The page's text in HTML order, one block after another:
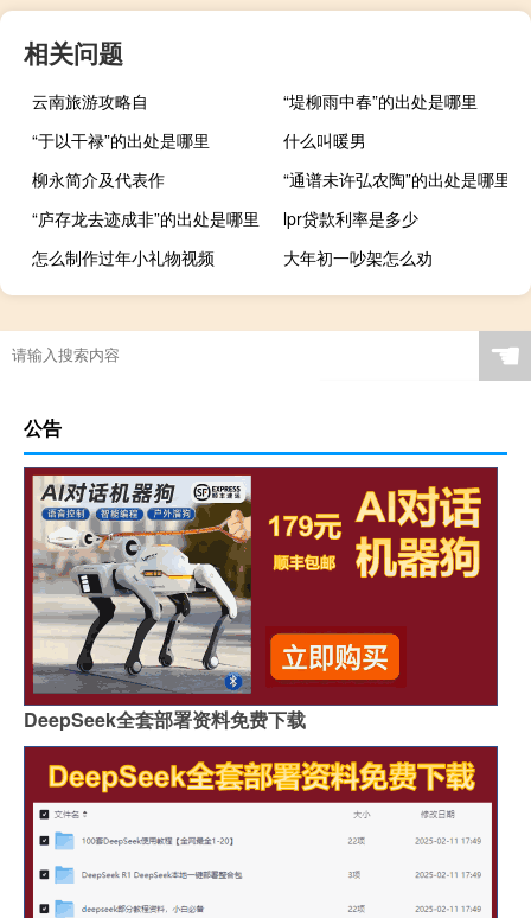
相关问题
云南旅游攻略自
“堤柳雨中春”的出处是哪里
“于以干禄”的出处是哪里
什么叫暖男
柳永简介及代表作
“通谱未许弘农陶”的出处是哪里
“庐存龙去迹成非”的出处是哪里
lpr贷款利率是多少
怎么制作过年小礼物视频
大年初一吵架怎么劝
☚
公告
DeepSeek全套部署资料免费下载